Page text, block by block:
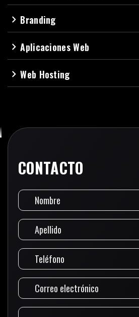
navigate_next Branding
navigate_nextAplicaciones Web
navigate_nextWeb Hosting
CONTACTO